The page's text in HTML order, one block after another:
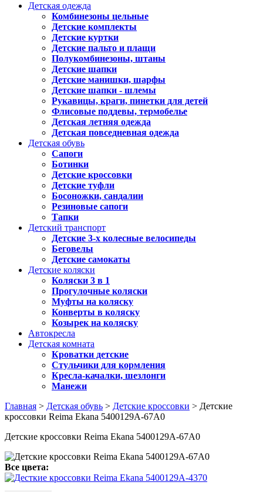
Детская одежда
Комбинезоны цельные
Детские комплекты
Детские куртки
Детские пальто и плащи
Полукомбинезоны, штаны
Детские шапки
Детские манишки, шарфы
Детские шапки - шлемы
Рукавицы, краги, пинетки для детей
Флисовые поддевы, термобелье
Детская летняя одежда
Детская повседневная одежда
Детская обувь
Сапоги
Ботинки
Детские кроссовки
Детские туфли
Босоножки, сандалии
Резиновые сапоги
Тапки
Детский транспорт
Детские 3-х колесные велосипеды
Беговелы
Детские самокаты
Детские коляски
Коляски 3 в 1
Прогулочные коляски
Муфты на коляску
Конверты в коляску
Козырек на коляску
Автокресла
Детская комната
Кроватки детские
Стульчики для кормления
Кресла-качалки, шезлонги
Манежи
Главная > Детская обувь > Детские кроссовки > Детские
кроссовки Reima Ekana 5400129A-67A0
Детские кроссовки Reima Ekana 5400129A-67A0
Все цвета: